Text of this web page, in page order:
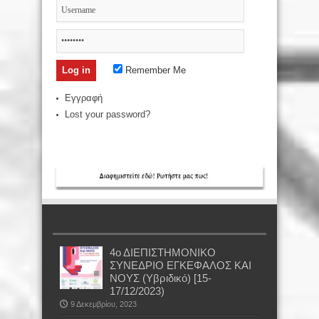
Remember Me
Εγγραφή
Lost your password?
4ο ΔΙΕΠΙΣΤΗΜΟΝΙΚΟ
ΣΥΝΕΔΡΙΟ ΕΓΚΕΦΑΛΟΣ ΚΑΙ
ΝΟΥΣ (Υβριδικό) [15-
17/12/2023)
9 Δεκεμβρίου, 2023